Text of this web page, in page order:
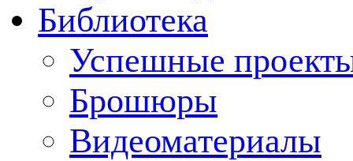
Библиотека
Успешные
Брошюры
Видеоматериалы